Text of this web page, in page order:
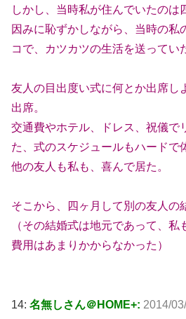
しかし、当時私が住んでいたの
因みに恥ずかしながら、当時の私
コで、カツカツの生活を送ってい
友人の目出度い式に何とか出席し
出席。
交通費やホテル、ドレス、祝儀で
た、式のスケジュールもハードで
他の友人も私も、喜んで居た。
そこから、四ヶ月して別の友人の
（その結婚式は地元であって、
費用はあまりかからなかった）
14: 名無しさん＠HOME+: 2014/